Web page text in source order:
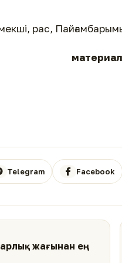
рас,
Telegram Facebook
жағынан ең